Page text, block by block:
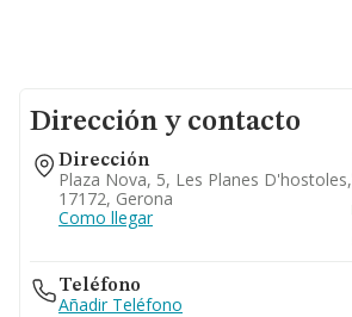
Dirección y contacto
Dirección
Plaza Nova, 5, Les Planes D'hostoles,
17172, Gerona
Como llegar
Teléfono
Añadir Teléfono